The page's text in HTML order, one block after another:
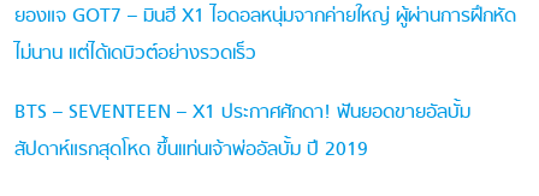
ยองแจ GOT7 – มินฮี X1 ไอดอลหนุ่มจากค่ายใหญ่ ผู้ผ่านการฝึกหัด
ไม่นาน แต่ได้เดบิวต์อย่างรวดเร็ว
BTS – SEVENTEEN – X1 ประกาศศักดา! ฟันยอดขายอัลบั้ม
สัปดาห์แรกสุดโหด ขึ้นแท่นเจ้าพ่ออัลบั้ม ปี 2019